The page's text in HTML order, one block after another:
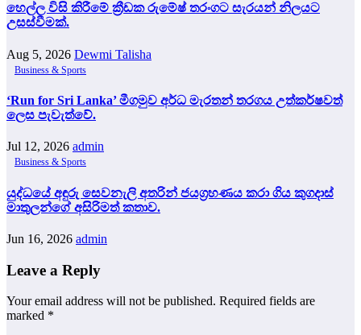
හෙල්ල විසි කිරීමේ ක්‍රීඩක රුමේෂ් තරංගට සැරයන් නිලයට
උසස්වීමක්.
Aug 5, 2026 Dewmi Talisha
Business & Sports
‘Run for Sri Lanka’ මීගමුව අර්ධ මැරතන් තරගය උත්කර්ෂවත්
ලෙස පැවැත්වේ.
Jul 12, 2026 admin
Business & Sports
යුද්ධයේ අඳුරු සෙවනැලි අතරින් ජයග්‍රහණය කරා ගිය කුගදාස්
මාතුලන්ගේ අසිරිමත් කතාව.
Jun 16, 2026 admin
Leave a Reply
Your email address will not be published. Required fields are
marked *